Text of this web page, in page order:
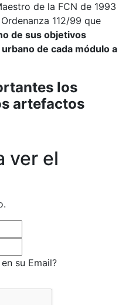
de la FCN de 1993
112/99 que
de sus objetivos
de cada módulo a
los
artefactos
ver el
su Email?